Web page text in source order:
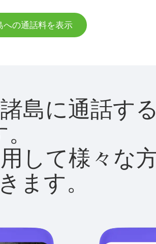
への通話料を表示
島に通話す
して様々な
ます。